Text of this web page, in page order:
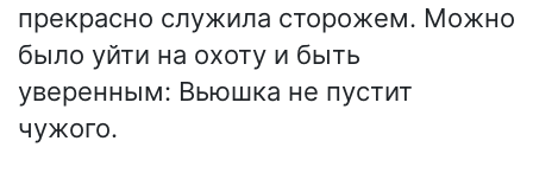
прекрасно служила сторожем. Можно
было уйти на охоту и быть
уверенным: Вьюшка не пустит
чужого.